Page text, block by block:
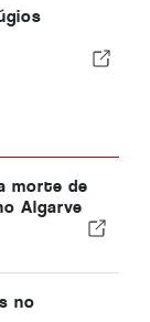
morte de
Algarve
no